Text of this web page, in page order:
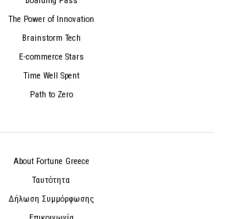
The Power of Innovation
Brainstorm Tech
E-commerce Stars
Time Well Spent
Path to Zero
About Fortune Greece
Ταυτότητα
Δήλωση Συμμόρφωσης